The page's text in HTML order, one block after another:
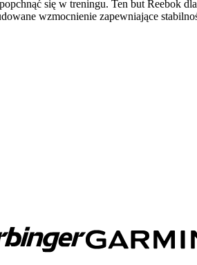
się w treningu. Ten but Reebok
wzmocnienie zapewniające